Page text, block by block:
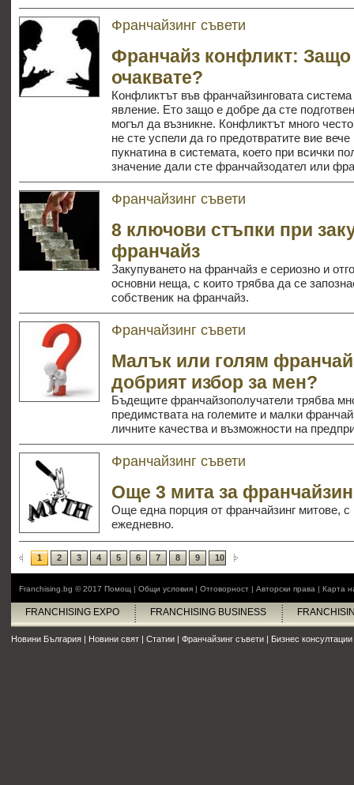
Франчайзинг съвети
Франчайз конфликт: Защо
очаквате?
Конфликтът във франчайзинговата
явление. Ето защо е добре да сте
могъл да възникне. Конфликтът много
не сте успели да го предотвратите вие
пукнатина в системата, което при всички
значение дали сте франчайзодател или
Франчайзинг съвети
8 ключови стъпки при
франчайз
Закупуването на франчайз е сериозно и
основни неща, с които трябва да се
собственик на франчайз.
Франчайзинг съвети
Малък или голям
добрият избор за мен?
Бъдещите франчайзополучатели трябва
предимствата на големите и малки
личните качества и възможности на
Франчайзинг съвети
Още 3 мита за
Още една порция от франчайзинг митове,
ежедневно.
1 2 3 4 5 6 7 8 9 10
Franchising.bg © 2017 Помощ | Общи условия | Отговорност | Авторски права | Карта
FRANCHISING EXPO FRANCHISING BUSINESS
Новини България | Новини свят | Статии | Франчайзинг съвети | Бизнес консултации